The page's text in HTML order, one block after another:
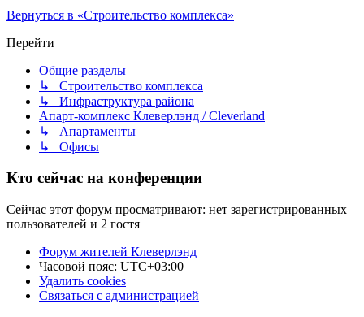
Вернуться в «Строительство комплекса»
Перейти
Общие разделы
↳ Строительство комплекса
↳ Инфраструктура района
Апарт-комплекс Клеверлэнд / Cleverland
↳ Апартаменты
↳ Офисы
Кто сейчас на конференции
Сейчас этот форум просматривают: нет зарегистрированных
пользователей и 2 гостя
Форум жителей Клеверлэнд
Часовой пояс: UTC+03:00
Удалить cookies
Связаться с администрацией